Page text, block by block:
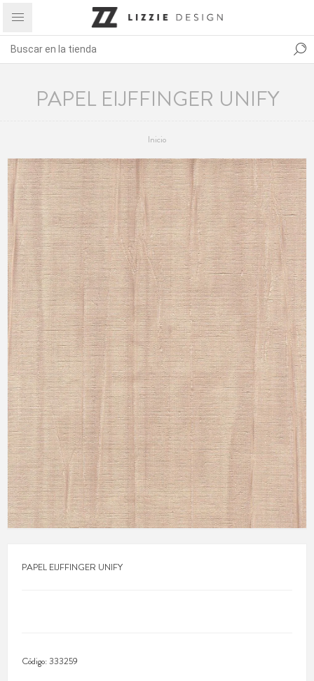
PAPEL EIJFFINGER UNIFY
Inicio
PAPEL EIJFFINGER UNIFY
Código:333259